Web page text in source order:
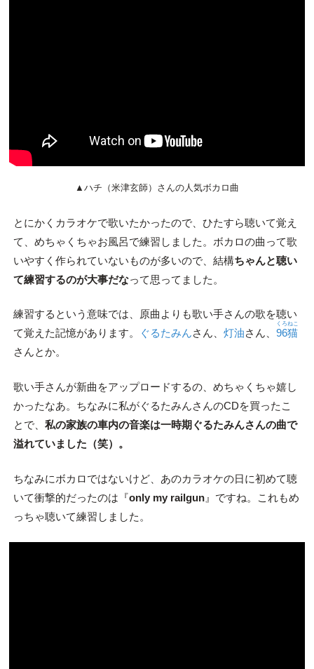
▲ハチ（米津玄師）さんの人気ボカロ曲
とにかくカラオケで歌いたかったので、ひたすら聴いて覚え
て、めちゃくちゃお風呂で練習しました。ボカロの曲って歌
いやすく作られていないものが多いので、結構ちゃんと聴い
て練習するのが大事だなって思ってました。
練習するという意味では、原曲よりも歌い手さんの歌を聴い
て覚えた記憶があります。
ぐるたみんさん、 灯油さん、 96猫
くろねこ
さんとか。
歌い手さんが新曲をアップロードするの、めちゃくちゃ嬉し
かったなあ。ちなみに私がぐるたみんさんのCDを買ったこ
とで、 私の家族の車内の音楽は一時期ぐるたみんさんの曲で
溢れていました（笑）。
ちなみにボカロではないけど、あのカラオケの日に初めて聴
いて衝撃的だったのは『only my railgun』ですね。これもめ
っちゃ聴いて練習しました。